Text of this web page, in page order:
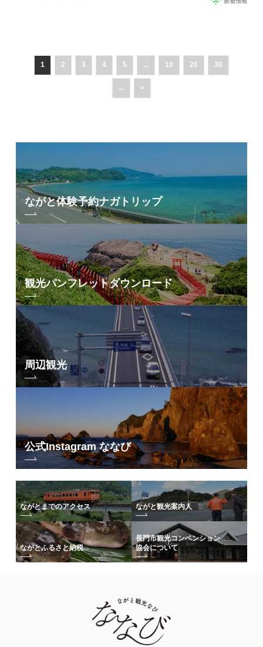
1 2 3 4 5 ... 10 20 30
... »
ながと体験予約ナガトリップ
観光パンフレットダウンロード
周辺観光
公式Instagram ななび
ながとまでのアクセス ながと観光案内人
ながとふるさと納税
長門市観光コンベンション
協会について